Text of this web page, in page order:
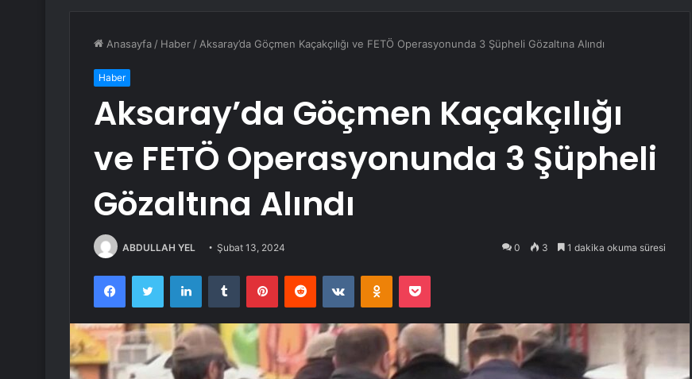
Anasayfa / Haber / Aksaray’da Göçmen Kaçakçılığı ve FETÖ Operasyonunda 3 Şüpheli Gözaltına Alındı
Haber
Aksaray’da Göçmen Kaçakçılığı
ve FETÖ Operasyonunda 3 Şüpheli
Gözaltına Alındı
ABDULLAH YEL Şubat 13, 2024 0 3 1 dakika okuma süresi
FacebookTwitter LinkedInTumblr PinterestReddit VKontakteOdnoklassniki
Pocket